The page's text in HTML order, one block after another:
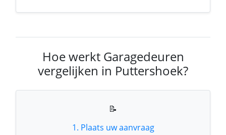
Hoe werkt Garagedeuren
vergelijken in Puttershoek?
📝
1. Plaats uw aanvraag